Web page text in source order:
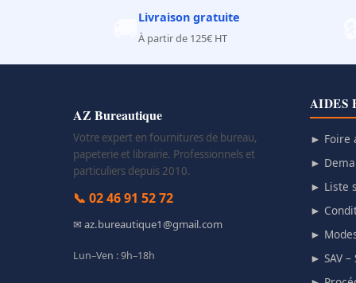
Livraison gratuite
À partir de 125€ HT
AZ Bureautique
Votre expert en fournitures de bureau,
papeterie et librairie. Professionnels et
particuliers depuis 2010.
📞 02 46 91 52 72
✉ az.bureautique1@gmail.com
Lun–Ven : 9h–18h
AIDES
► Foire
►
► Liste
►
►
► SAV –